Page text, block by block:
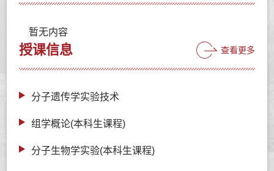
暂无内容
授课信息 查看更多
分子遗传学实验技术
组学概论(本科生课程)
分子生物学实验(本科生课程)